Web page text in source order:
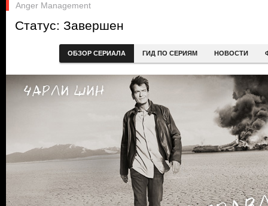
Anger Management
Статус: Завершен
ОБЗОР СЕРИАЛА ГИД ПО СЕРИЯМ НОВОСТИ